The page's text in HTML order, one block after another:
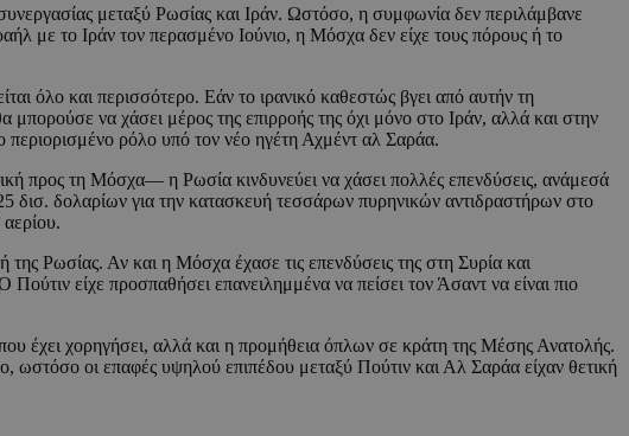
μεταξύ Ρωσίας και Ιράν. Ωστόσο, η συμφωνία δεν περιλάμβανε
με το Ιράν τον περασμένο Ιούνιο, η Μόσχα δεν είχε τους πόρους ή το
όλο και περισσότερο. Εάν το ιρανικό καθεστώς βγει από αυτήν τη
να χάσει μέρος της επιρροής της όχι μόνο στο Ιράν, αλλά και στην
ρόλο υπό τον νέο ηγέτη Αχμέντ αλ Σαράα.
προς τη Μόσχα— η Ρωσία κινδυνεύει να χάσει πολλές επενδύσεις, ανάμεσά
δισ. δολαρίων για την κατασκευή τεσσάρων πυρηνικών αντιδραστήρων στο
Ρωσίας. Αν και η Μόσχα έχασε τις επενδύσεις της στη Συρία και
είχε προσπαθήσει επανειλημμένα να πείσει τον Άσαντ να είναι πιο
έχει χορηγήσει, αλλά και η προμήθεια όπλων σε κράτη της Μέσης Ανατολής.
ωστόσο οι επαφές υψηλού επιπέδου μεταξύ Πούτιν και Αλ Σαράα είχαν θετική